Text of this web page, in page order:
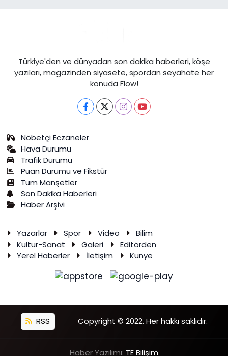
Türkiye'den ve dünyadan son dakika haberleri, köşe
yazıları, magazinden siyasete, spordan seyahate her
konuda Flow!
Nöbetçi Eczaneler
Hava Durumu
Trafik Durumu
Puan Durumu ve Fikstür
Tüm Manşetler
Son Dakika Haberleri
Haber Arşivi
Yazarlar Spor Video
Bilim
Kültür-Sanat
Galeri
Editörden
Yerel Haberler
İletişim Künye
RSS Copyright © 2022. Her hakkı saklıdır.
Haber Yazılımı: TE Bilişim